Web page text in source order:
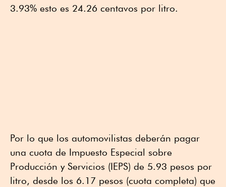
3.93% esto es 24.26 centavos por litro.
Por lo que los automovilistas deberán pagar
una cuota de Impuesto Especial sobre
Producción y Servicios (IEPS) de 5.93 pesos por
litro, desde los 6.17 pesos (cuota completa) que